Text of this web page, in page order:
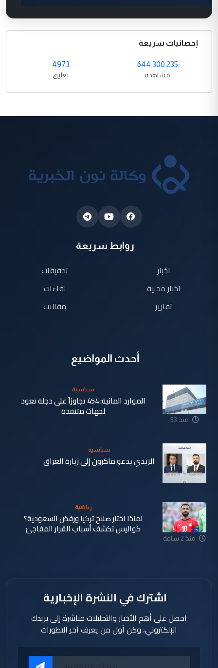
إحصائيات سريعة
644,300,235
مشاهدة
4973
تعليق
روابط سريعة
اخبار
اخبار محلية
تقارير
تحقيقات
لقاءات
مقالات
أحدث المواضيع
منذ 53
سياسية
الموارد المائية: 454 تجاوزاً على دجلة تعود
لجهات متنفذة
سياسية
الزيدي يدعو ماكرون إلى زيارة العراق
منذ 2 ساعة
رياضية
لماذا اختار صلاح تركيا ورفض السعودية؟
كواليس تكشف أسباب القرار المفاجئ
اشترك في النشرة الإخبارية
احصل على أهم الأخبار والتحليلات مباشرة إلى بريدك
الإلكتروني، وكن أول من يعرف آخر التطورات